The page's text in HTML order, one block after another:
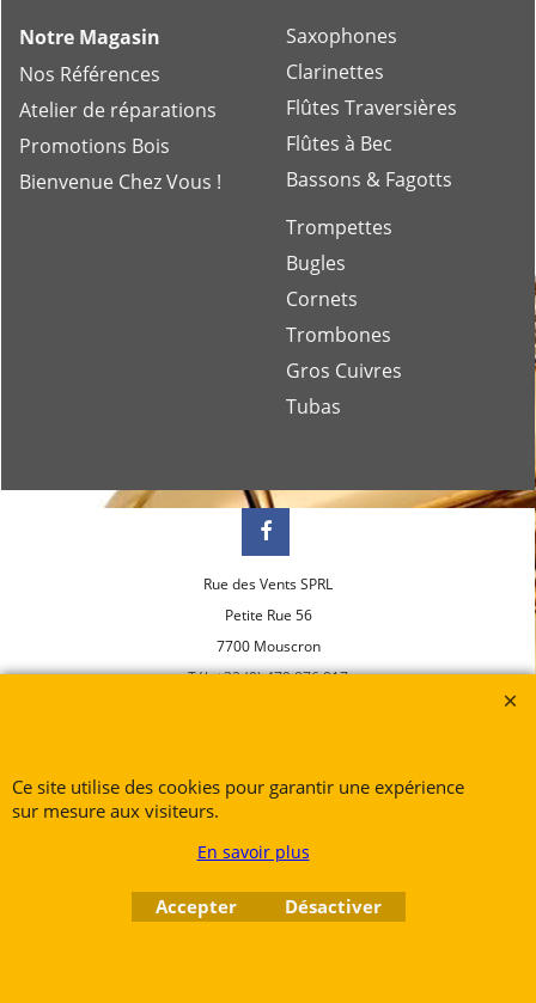
Notre Magasin
Nos Références
Atelier de réparations
Promotions Bois
Bienvenue Chez Vous !
Saxophones
Clarinettes
Flûtes Traversières
Flûtes à Bec
Bassons & Fagotts
Trompettes
Bugles
Cornets
Trombones
Gros Cuivres
Tubas
Rue des Vents SPRL
Petite Rue 56
7700 Mouscron
Tél. +32 (0) 470 876 817
Boutique en ligne créés
Ce site utilise des cookies pour garantir une expérience
sur mesure aux visiteurs.
En savoir plus
Accepter Désactiver